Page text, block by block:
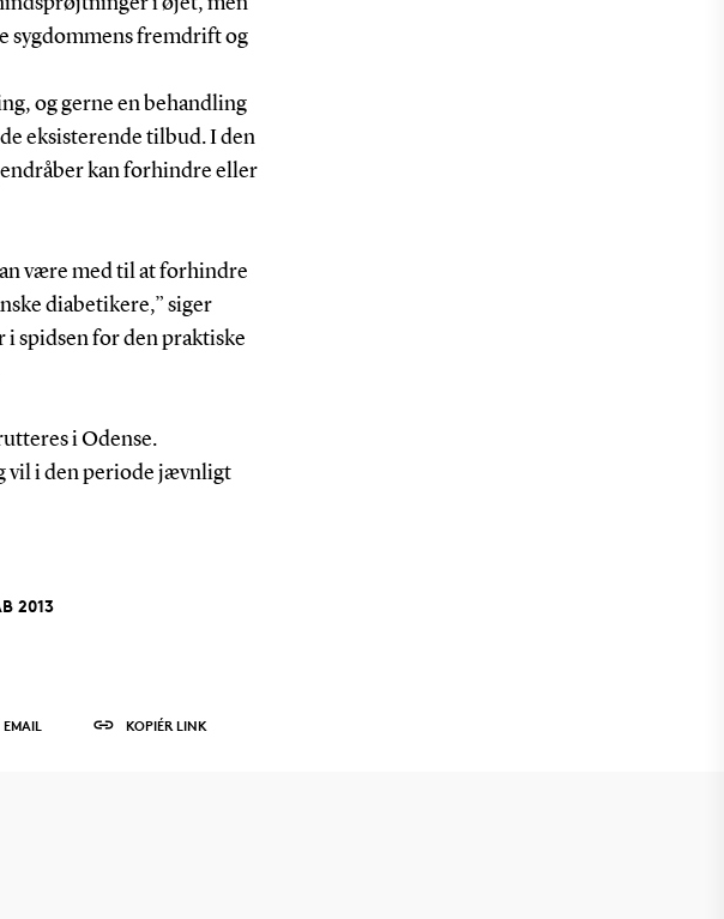
sygdommens fremdrift og
og gerne en behandling
eksisterende tilbud. I den
kan forhindre eller
være med til at forhindre
diabetikere,” siger
spidsen for den praktiske
i Odense.
vil i den periode jævnligt
2013
EMAIL KOPIÉR LINK